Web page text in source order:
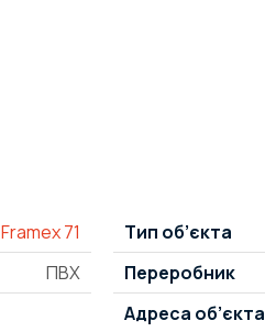
Framex 71
ПВХ
Тип об’єкта
Переробник
Адреса об’єкта